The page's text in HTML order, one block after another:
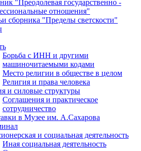
"Преодолевая государственно -
отношения"
сборника "Пределы светскости"
Борьба с ИНН и другими
машиночитаемыми кодами
Место религии в обществе в целом
Религия и права человека
и силовые структуры
Соглашения и практическое
сотрудничество
в Музее им. А.Сахарова
и социальная деятельность
Иная социальная деятельность